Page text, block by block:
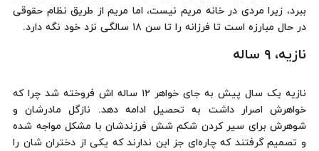
ببرد، زیرا مردی در خانه مریم نیست، اما مریم از طریق نظام حقوقی
در حال مبارزه است تا فرزانه را تا سن ۱۸ سالگی نزد خود نگه دارد.
نازیه، ۹ ساله
نازیه یک سال پیش به جای خواهر ۱۲ ساله اش فروخته شد چرا که
خواهرش اصرار داشت به تحصیل ادامه دهد. نازگل مادرشان و
شوهرش برای سیر کردن شکم شش فرزندشان با مشکل مواجه شده
و تصمیم گرفتند که چاره‌ای جز این ندارند که یکی از دختران شان را